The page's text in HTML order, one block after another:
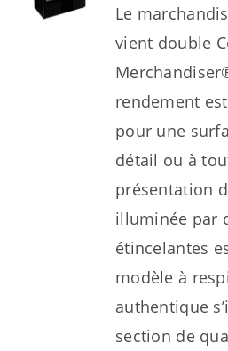
Le
vient double
rendement
pour une
détail ou à
présentation
illuminée par
étincelantes
modèle à
authentique
section de